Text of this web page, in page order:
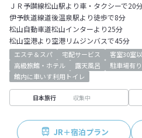
ＪＲ予讃線松山駅より車・タクシーで20
伊予鉄道線道後温泉駅より徒歩で8分
松山自動車道松山インターより25分
松山空港より空港リムジンバスで45分
エステ＆スパ 宅配サービス 客室30室
高級旅館・ホテル
露天風呂 駐車場有り
館内に車いす利用トイレ
日本旅行 収集中
JR＋宿泊プラン